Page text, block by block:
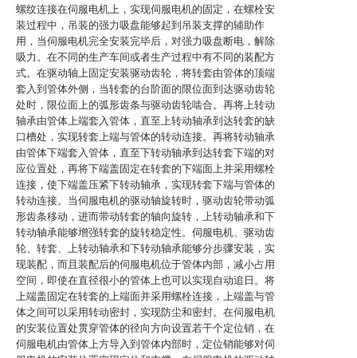
螺纹连接在伺服电机上，实现伺服电机的固定，在螺栓安
装过程中，吊装的强力吸盘能够起到吊装支撑的辅助作
用，当伺服电机完全安装完毕后，对强力吸盘断电，解除
吸力。在不同的生产车间或者生产过程中有不同的装配方
式。在驱动轴上固定安装驱动齿轮，将转套由管体的顶端
套入到管体外侧，当转套的台阶面的限位面到达驱动齿轮
处时，限位面上的弧形齿条与驱动齿轮啮合。再将上转动
轴承由管体上端套入管体，直至上转动轴承到达转套的缺
口槽处，实现转套上端与管体的转动连接。再将转动轴承
由管体下端套入管体，直至下转动轴承到达转套下端的对
应位置处，再将下端盖固定在转套的下端面上并采用螺栓
连接，使下端盖压紧下转动轴承，实现转套下端与管体的
转动连接。当伺服电机的驱动轴旋转时，驱动齿轮带动弧
形齿条移动，进而带动转套的轴向旋转，上转动轴承和下
转动轴承能够增强转套的旋转稳定性。伺服电机、驱动齿
轮、转套、上转动轴承和下转动轴承能够分步骤安装，实
现装配，而且装配后的伺服电机位于管体内部，减小占用
空间，即使在直径很小的管体上也可以实现自动追日。将
上端盖固定在转套的上端面并采用螺栓连接，上端盖与管
体之间可以采用转动密封，实现防尘和密封。在伺服电机
的安装位置处贯穿管体的径向方向设置若干个定位销，在
伺服电机由管体上方导入到管体内部时，定位销能够对伺